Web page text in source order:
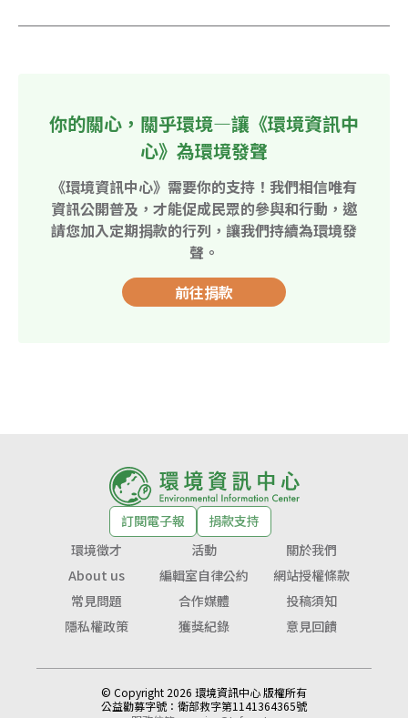
你的關心，關乎環境—讓《環境資訊中
心》為環境發聲
《環境資訊中心》需要你的支持！我們相信唯有
資訊公開普及，才能促成民眾的參與和行動，邀
請您加入定期捐款的行列，讓我們持續為環境發
聲。
前往捐款
訂閱電子報
捐款支持
環境徵才
活動
關於我們
About us
編輯室自律公約
網站授權條款
常見問題
合作媒體
投稿須知
隱私權政策
獲獎紀錄 意見回饋
© Copyright 2026 環境資訊中心 版權所有
公益勸募字號： 衛部救字第1141364365號